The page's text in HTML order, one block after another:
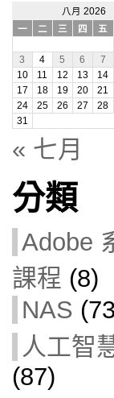
八月 2026
一
二 三 四 五
3
4 5 6 7
10
11 12 13 14
17
18 19 20 21
24
25 26 27 28
31
« 七月
分類
Adobe
課程 (8)
NAS
人工智
(87)